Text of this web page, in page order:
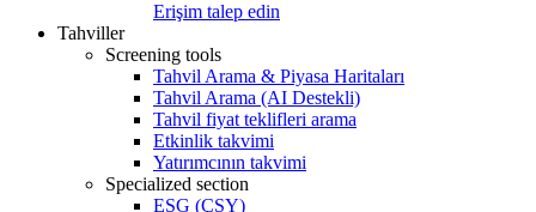
Erişim talep edin
Tahviller
Screening tools
Tahvil Arama & Piyasa Haritaları
Tahvil Arama (AI Destekli)
Tahvil fiyat teklifleri arama
Etkinlik takvimi
Yatırımcının takvimi
Specialized section
ESG (ÇSY)